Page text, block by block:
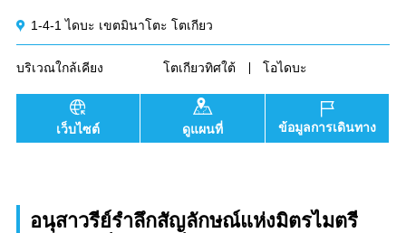
1-4-1 ไดบะ เขตมินาโตะ โตเกียว
บริเวณใกล้เคียง โตเกียวทิศใต้ โอไดบะ
เว็บไซต์ ดูแผนที่ ข้อมูลการเดินทาง
อนุสาวรีย์รำลึกสัญลักษณ์แห่งมิตรไมตรี